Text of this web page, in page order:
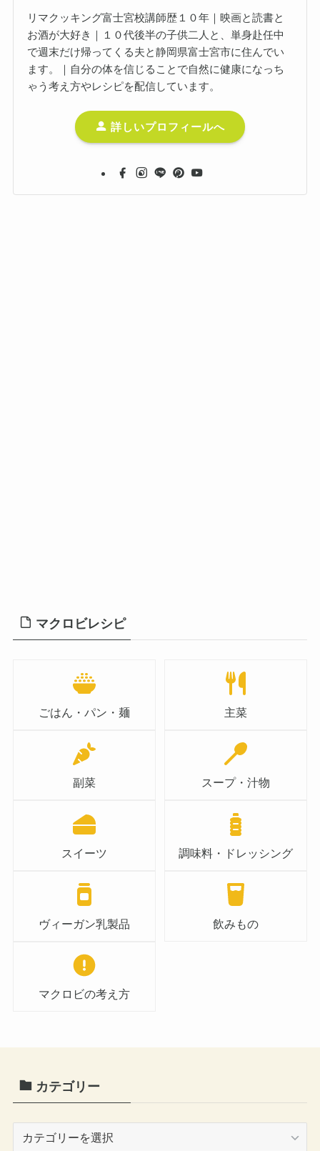
リマクッキング富士宮校講師歴１０年｜映画と読書と
お酒が大好き｜１０代後半の子供二人と、単身赴任中
で週末だけ帰ってくる夫と静岡県富士宮市に住んでい
ます。｜自分の体を信じることで自然に健康になっち
ゃう考え方やレシピを配信しています。
詳しいプロフィールへ
マクロビレシピ
ごはん・パン・麺 主菜
副菜 スープ・汁物
スイーツ 調味料・ドレッシング
ヴィーガン乳製品 飲みもの
マクロビの考え方
カテゴリー